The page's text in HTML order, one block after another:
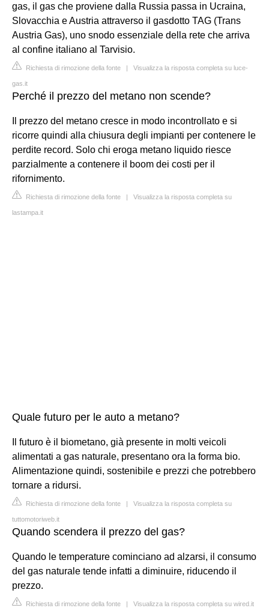
gas, il gas che proviene dalla Russia passa in Ucraina,
Slovacchia e Austria attraverso il gasdotto TAG (Trans
Austria Gas), uno snodo essenziale della rete che arriva
al confine italiano al Tarvisio.
Richiesta di rimozione della fonte | Visualizza la risposta completa su luce-
gas.it
Perché il prezzo del metano non scende?
Il prezzo del metano cresce in modo incontrollato e si
ricorre quindi alla chiusura degli impianti per contenere le
perdite record. Solo chi eroga metano liquido riesce
parzialmente a contenere il boom dei costi per il
rifornimento.
Richiesta di rimozione della fonte | Visualizza la risposta completa su
lastampa.it
Quale futuro per le auto a metano?
Il futuro è il biometano, già presente in molti veicoli
alimentati a gas naturale, presentano ora la forma bio.
Alimentazione quindi, sostenibile e prezzi che potrebbero
tornare a ridursi.
Richiesta di rimozione della fonte | Visualizza la risposta completa su
tuttomotoriweb.it
Quando scendera il prezzo del gas?
Quando le temperature cominciano ad alzarsi, il consumo
del gas naturale tende infatti a diminuire, riducendo il
prezzo.
Richiesta di rimozione della fonte | Visualizza la risposta completa su wired.it